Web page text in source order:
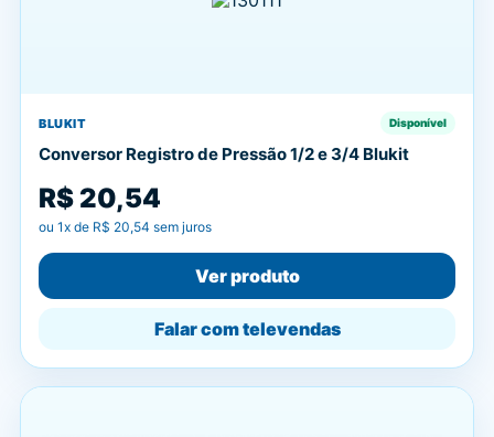
BLUKIT Disponível
Conversor Registro de Pressão 1/2 e 3/4 Blukit
R$ 20,54
ou 1x de R$ 20,54 sem juros
Ver produto
Falar com televendas